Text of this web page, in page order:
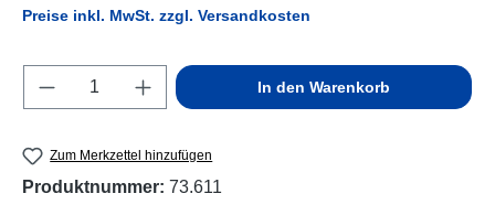
Preise inkl. MwSt. zzgl. Versandkosten
Produkt Anzahl: Gib den gewünschten
In den Warenkorb
Zum Merkzettel hinzufügen
Produktnummer: 73.611